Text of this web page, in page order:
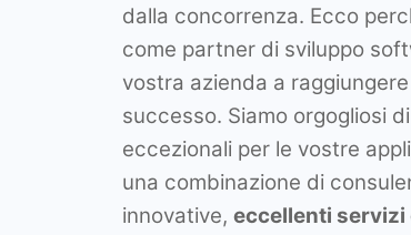
dalla concorrenza. Ecco
come partner di sviluppo
vostra azienda a
successo. Siamo orgogliosi
eccezionali per le vostre
una combinazione di
innovative, eccellenti servizi